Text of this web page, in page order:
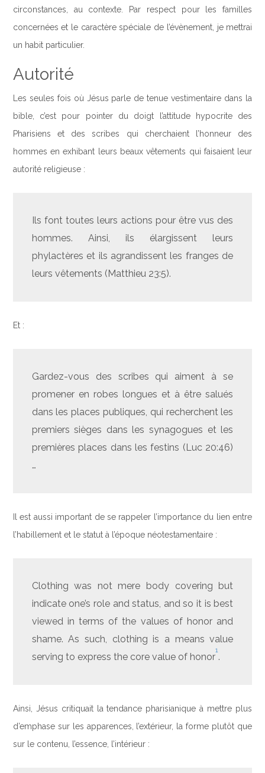
circonstances, au contexte. Par respect pour les familles
concernées et le caractère spéciale de l’évènement, je mettrai
un habit particulier.
Autorité
Les seules fois où Jésus parle de tenue vestimentaire dans la
bible, c’est pour pointer du doigt l’attitude hypocrite des
Pharisiens et des scribes qui cherchaient l’honneur des
hommes en exhibant leurs beaux vêtements qui faisaient leur
autorité religieuse :
Ils font toutes leurs actions pour être vus des
hommes. Ainsi, ils élargissent leurs
phylactères et ils agrandissent les franges de
leurs vêtements (Matthieu 23:5).
Et :
Gardez-vous des scribes qui aiment à se
promener en robes longues et à être salués
dans les places publiques, qui recherchent les
premiers sièges dans les synagogues et les
premières places dans les festins (Luc 20:46)
…
Il est aussi important de se rappeler l’importance du lien entre
l’habillement et le statut à l’époque néotestamentaire :
Clothing was not mere body covering but
indicate one’s role and status, and so it is best
viewed in terms of the values of honor and
shame. As such, clothing is a means value
serving to express the core value of honor
1
.
Ainsi, Jésus critiquait la tendance pharisianique à mettre plus
d’emphase sur les apparences, l’extérieur, la forme plutôt que
sur le contenu, l’essence, l’intérieur :